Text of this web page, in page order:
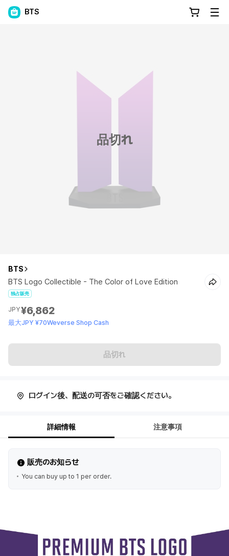
BTS
品切れ
BTS
BTS Logo Collectible - The Color of Love Edition
独占販売
JPY¥6,862
最大JPY ¥70Weverse Shop Cash
品切れ
ログイン後、配送の可否をご確認ください。
詳細情報 注意事項
販売のお知らせ
You can buy up to 1 per order.